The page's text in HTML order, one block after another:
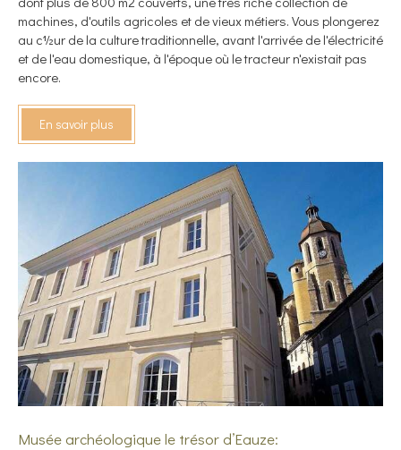
machines, d'outils agricoles et de vieux métiers. Vous plongerez
au c½ur de la culture traditionnelle, avant l'arrivée de l'électricité
et de l'eau domestique, à l'époque où le tracteur n'existait pas
encore.
En savoir plus
Musée archéologique le trésor d’Eauze: